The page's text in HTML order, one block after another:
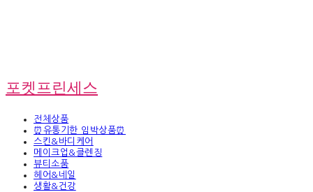
포켓프린세스
전체상품
⏰유통기한 임박상품⏰
스킨&바디케어
메이크업&클렌징
뷰티소품
헤어&네일
생활&건강